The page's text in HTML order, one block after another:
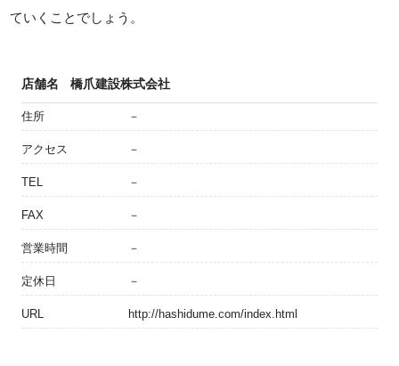
ていくことでしょう。
店舗名 橋爪建設株式会社
住所 －
アクセス －
TEL －
FAX －
営業時間 －
定休日 －
URL http://hashidume.com/index.html